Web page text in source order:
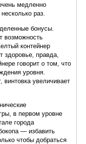
медленно
раз.
бонусы.
возможность
контейнер
здоровье, правда,
говорит о том, что
уровня.
винтовка увеличивает
в первом уровне
города
— избавить
чтобы добраться